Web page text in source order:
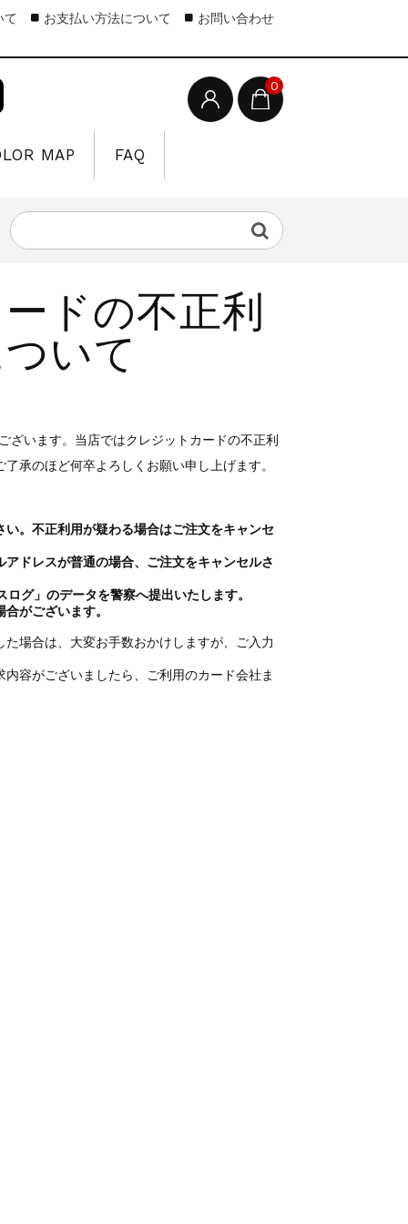
0
MAP FAQ
て お支払い方法について お問い合わせ
ドの不正利
いて
ざいます。当店ではクレジットカードの不正利
承のほど何卒よろしくお願い申し上げます。
。不正利用が疑わる場合はご注文をキャンセ
ドレスが普通の場合、ご注文をキャンセルさ
グ」のデータを警察へ提出いたします。
がございます。
場合は、大変お手数おかけしますが、ご入力
容がございましたら、ご利用のカード会社ま